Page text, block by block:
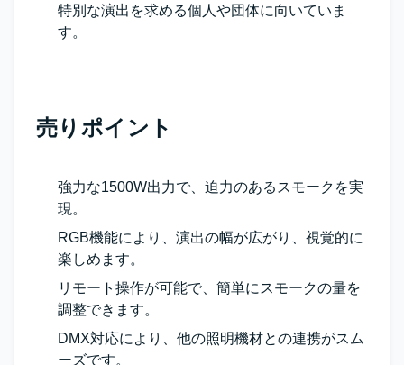
特別な演出を求める個人や団体に向いていま
す。
売りポイント
強力な1500W出力で、迫力のあるスモークを実
現。
RGB機能により、演出の幅が広がり、視覚的に
楽しめます。
リモート操作が可能で、簡単にスモークの量を
調整できます。
DMX対応により、他の照明機材との連携がスム
ーズです。